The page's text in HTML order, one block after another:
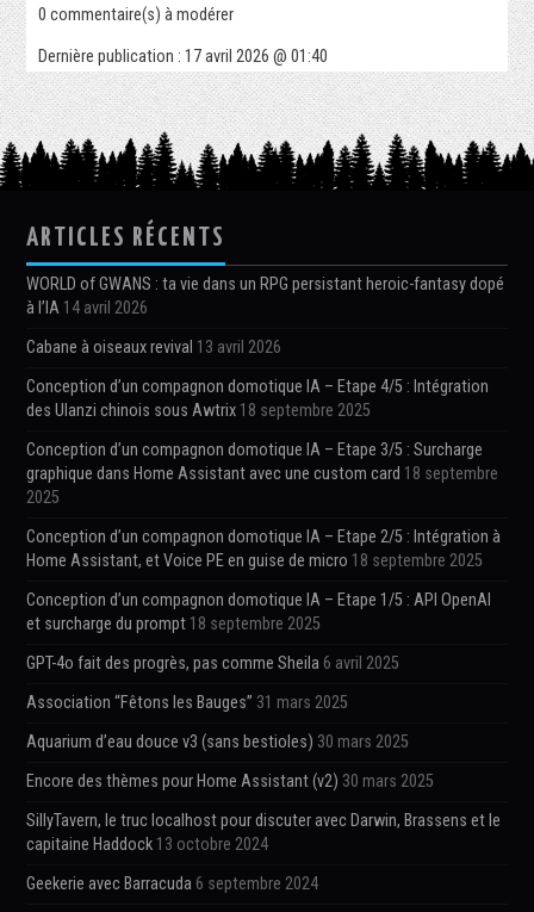
0 commentaire(s) à modérer
Dernière publication :17 avril 2026 @ 01:40
ARTICLES RÉCENTS
WORLD of GWANS : ta vie dans un RPG persistant heroic-fantasy dopé
à l’IA 14 avril 2026
Cabane à oiseaux revival 13 avril 2026
Conception d’un compagnon domotique IA – Etape 4/5 : Intégration
des Ulanzi chinois sous Awtrix 18 septembre 2025
Conception d’un compagnon domotique IA – Etape 3/5 : Surcharge
graphique dans Home Assistant avec une custom card 18 septembre
2025
Conception d’un compagnon domotique IA – Etape 2/5 : Intégration à
Home Assistant, et Voice PE en guise de micro 18 septembre 2025
Conception d’un compagnon domotique IA – Etape 1/5 : API OpenAI
et surcharge du prompt 18 septembre 2025
GPT-4o fait des progrès, pas comme Sheila 6 avril 2025
Association “Fêtons les Bauges” 31 mars 2025
Aquarium d’eau douce v3 (sans bestioles) 30 mars 2025
Encore des thèmes pour Home Assistant (v2) 30 mars 2025
SillyTavern, le truc localhost pour discuter avec Darwin, Brassens et le
capitaine Haddock 13 octobre 2024
Geekerie avec Barracuda 6 septembre 2024